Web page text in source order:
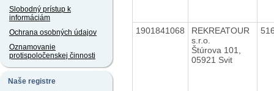
Slobodný prístup k
informáciám
Ochrana osobných údajov
Oznamovanie
protispoločenskej činnosti
Naše registre
1901841068
REKREATOUR
s.r.o.
Štúrova 101,
05921 Svit